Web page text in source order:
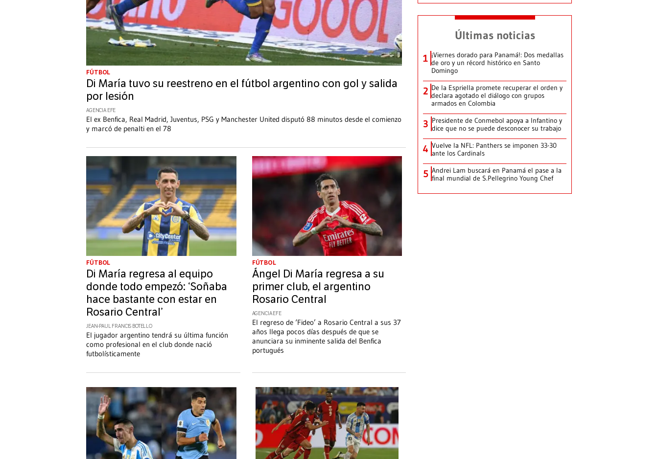
FÚTBOL
Di María tuvo su reestreno en el fútbol argentino con gol y salida
por lesión
AGENCIA EFE
El ex Benfica, Real Madrid, Juventus, PSG y Manchester United disputó 88 minutos desde el comienzo
y marcó de penalti en el 78
FÚTBOL
Di María regresa al equipo
donde todo empezó: ‘Soñaba
hace bastante con estar en
Rosario Central’
JEAN-PAUL FRANCIS BOTELLO
El jugador argentino tendrá su última función
como profesional en el club donde nació
futbolísticamente
FÚTBOL
Ángel Di María regresa a su
primer club, el argentino
Rosario Central
AGENCIA EFE
El regreso de ‘Fideo’ a Rosario Central a sus 37
años llega pocos días después de que se
anunciara su inminente salida del Benfica
portugués
Últimas noticias
1 ¡Viernes dorado para Panamá!: Dos medallas
de oro y un récord histórico en Santo
Domingo
2 De la Espriella promete recuperar el orden y
declara agotado el diálogo con grupos
armados en Colombia
3 Presidente de Conmebol apoya a Infantino y
dice que no se puede desconocer su trabajo
4 Vuelve la NFL: Panthers se imponen 33-30
ante los Cardinals
5 Andrei Lam buscará en Panamá el pase a la
final mundial de S.Pellegrino Young Chef